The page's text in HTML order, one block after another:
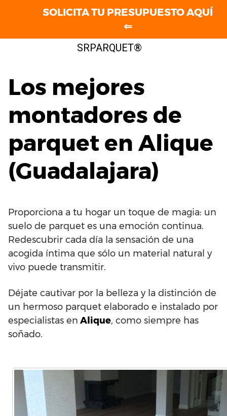
SRPARQUET®
Los mejores
montadores de
parquet en Alique
(Guadalajara)
Proporciona a tu hogar un toque de magia: un
suelo de parquet es una emoción continua.
Redescubrir cada día la sensación de una
acogida íntima que sólo un material natural y
vivo puede transmitir.
Déjate cautivar por la belleza y la distinción de
un hermoso parquet elaborado e instalado por
especialistas en Alique, como siempre has
soñado.
SOLICITA TU PRESUPUESTO AQUÍ
⇐